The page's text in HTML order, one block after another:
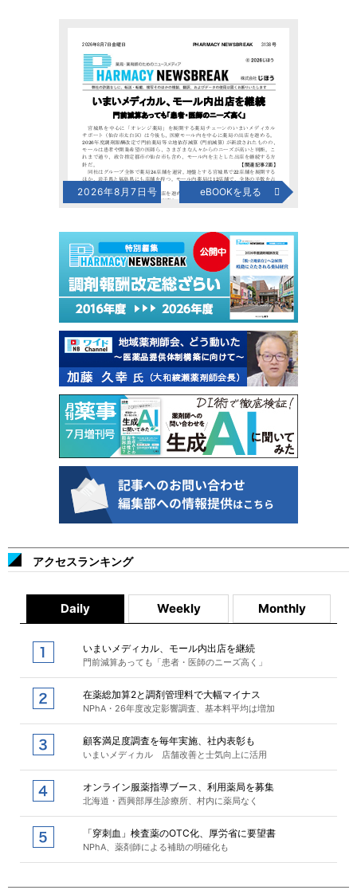
2026年8月7日号 eBOOKを見る
アクセスランキング
Daily Weekly Monthly
いまいメディカル、モール内出店を継続
門前減算あっても「患者・医師のニーズ高く」
在薬総加算2と調剤管理料で大幅マイナス
NPhA・26年度改定影響調査、基本料平均は増加
顧客満足度調査を毎年実施、社内表彰も
いまいメディカル 店舗改善と士気向上に活用
オンライン服薬指導ブース、利用薬局を募集
北海道・西興部厚生診療所、村内に薬局なく
「穿刺血」検査薬のOTC化、厚労省に要望書
NPhA、薬剤師による補助の明確化も